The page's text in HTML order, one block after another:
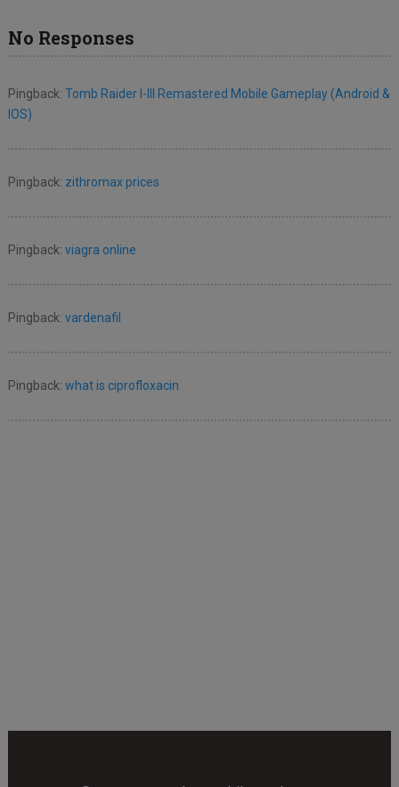
No Responses
Pingback: Tomb Raider I-III Remastered Mobile Gameplay (Android &
IOS)
Pingback: zithromax prices
Pingback: viagra online
Pingback: vardenafil
Pingback: what is ciprofloxacin